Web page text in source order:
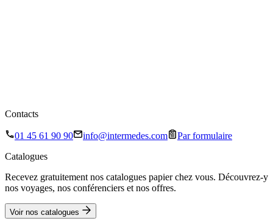
Contacts
01 45 61 90 90 info@intermedes.com
Par formulaire
Catalogues
Recevez gratuitement nos catalogues papier chez vous. Découvrez-y
nos voyages, nos conférenciers et nos offres.
Voir nos catalogues